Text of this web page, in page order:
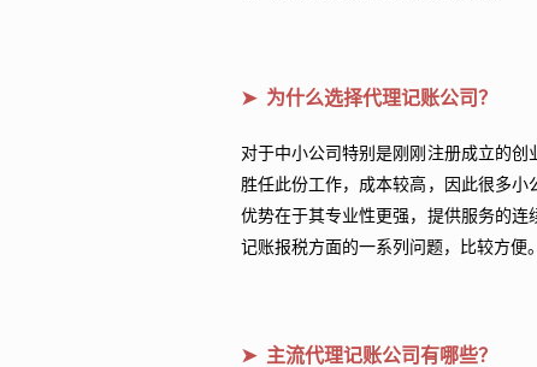
➤ 为什么选择代理记账公司？
对于中小公司特别是刚刚注册成立的
胜任此份工作，成本较高，因此很多
优势在于其专业性更强，提供服务的
记账报税方面的一系列问题，比较方便。
➤ 主流代理记账公司有哪些？